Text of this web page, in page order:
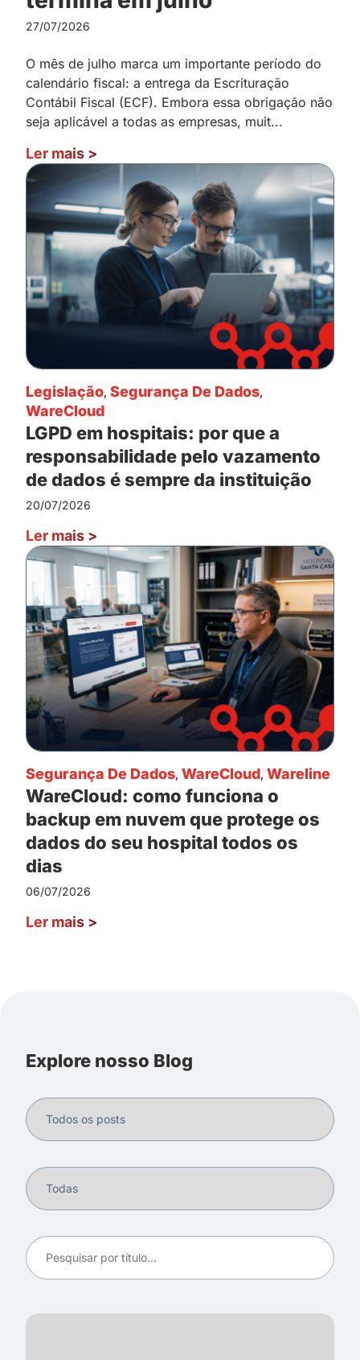
27/07/2026
O mês de julho marca um importante período do
calendário fiscal: a entrega da Escrituração
Contábil Fiscal (ECF). Embora essa obrigação não
seja aplicável a todas as empresas, muit...
Ler mais >
Legislação, Segurança De Dados,
WareCloud
LGPD em hospitais: por que a
responsabilidade pelo vazamento
de dados é sempre da instituição
20/07/2026
Ler mais >
Segurança De Dados, WareCloud, Wareline
WareCloud: como funciona o
backup em nuvem que protege os
dados do seu hospital todos os
dias
06/07/2026
Ler mais >
Explore nosso Blog